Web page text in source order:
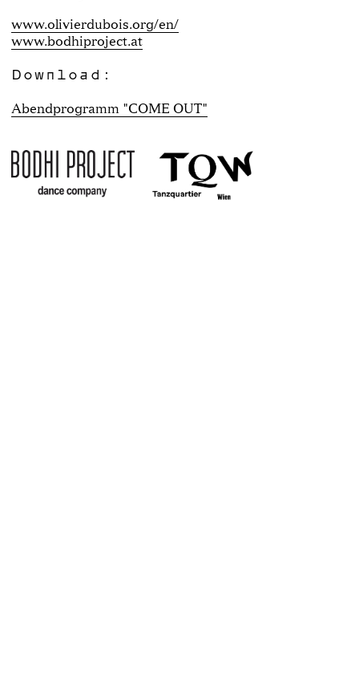
www.olivierdubois.org/en/
www.bodhiproject.at
Download:
Abendprogramm "COME OUT"